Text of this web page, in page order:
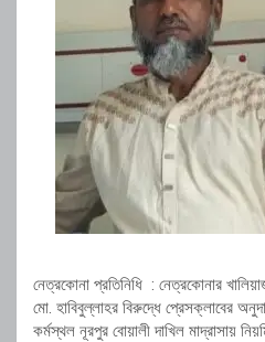
নেত্রকোনা প্রতিনিধি : নেত্রকোনার
মো. হাবিবুল্লাহর বিরুদ্ধে প্রেসক্লাবের
কর্মস্থল নূরপুর বোয়ালী দাখিল মাদ্রাসায়